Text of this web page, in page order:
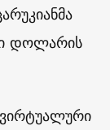
დოლარის